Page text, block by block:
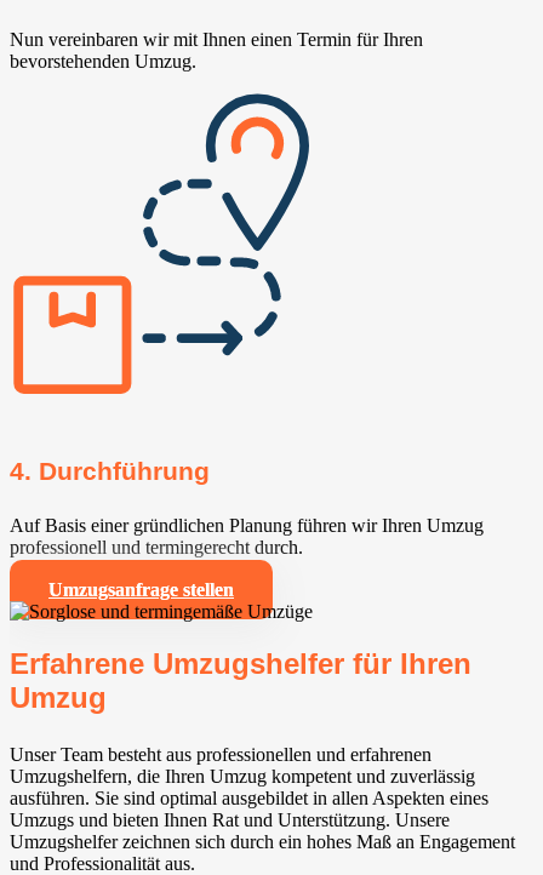
Nun vereinbaren wir mit Ihnen einen Termin für Ihren
bevorstehenden Umzug.
4. Durchführung
Auf Basis einer gründlichen Planung führen wir Ihren Umzug
professionell und termingerecht durch.
Umzugsanfrage stellen
Erfahrene Umzugshelfer für Ihren
Umzug
Unser Team besteht aus professionellen und erfahrenen
Umzugshelfern, die Ihren Umzug kompetent und zuverlässig
ausführen. Sie sind optimal ausgebildet in allen Aspekten eines
Umzugs und bieten Ihnen Rat und Unterstützung. Unsere
Umzugshelfer zeichnen sich durch ein hohes Maß an Engagement
und Professionalität aus.